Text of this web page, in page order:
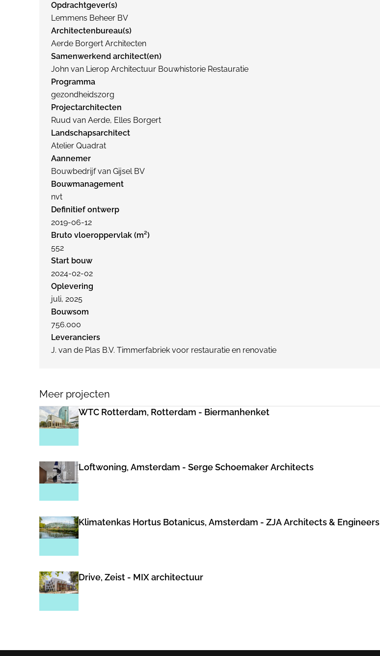
Opdrachtgever(s)
Lemmens Beheer BV
Architectenbureau(s)
Aerde Borgert Architecten
Samenwerkend architect(en)
John van Lierop Architectuur Bouwhistorie Restauratie
Programma
gezondheidszorg
Projectarchitecten
Ruud van Aerde, Elles Borgert
Landschapsarchitect
Atelier Quadrat
Aannemer
Bouwbedrijf van Gijsel BV
Bouwmanagement
nvt
Definitief ontwerp
2019-06-12
Bruto vloeroppervlak (m²)
552
Start bouw
2024-02-02
Oplevering
juli, 2025
Bouwsom
756.000
Leveranciers
J. van de Plas B.V. Timmerfabriek voor restauratie en renovatie
Meer projecten
WTC Rotterdam, Rotterdam - Biermanhenket
Loftwoning, Amsterdam - Serge Schoemaker Architects
Klimatenkas Hortus Botanicus, Amsterdam - ZJA Architects & Engineers
Drive, Zeist - MIX architectuur